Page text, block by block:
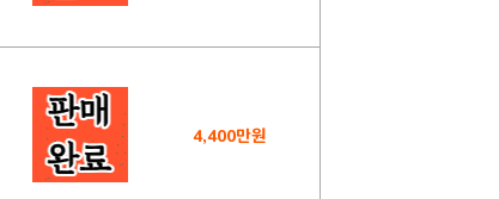
4,400만원